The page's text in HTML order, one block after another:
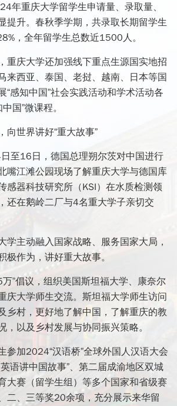
年重庆大学留学生申请量、录取量、
提升。春秋季学期，共录取长期留学生
，全年留学生总数近1500人。
重庆大学还加强线下重点生源国实地招
来西亚、泰国、老挝、越南、日本等国
“感知中国”社会实践活动和学术活动各
国”微课程。
向世界讲好“重大故事”
至16日，德国总理朔尔茨对中国进行
嘴江滩公园现场了解重庆大学与德国库
感器科技研究所（KSI）在水质检测领
还在鹅岭二厂与4名重大学子亲切交
学主动融入国家战略、服务国家大局，
极作为，讲好重大故事。
”倡议，组织美国斯坦福大学、康奈尔
庆大学师生交流。斯坦福大学师生访问
乡村，更好地了解中国，了解重庆的教
，以及乡村发展与协同振兴策略。
参加2024“汉语桥”全球外国人汉语大会
语讲中国故事”、第二届成渝地区双城
大赛（留学生组）等多个国家和省级赛
二、三等奖20余项，充分展示来华留